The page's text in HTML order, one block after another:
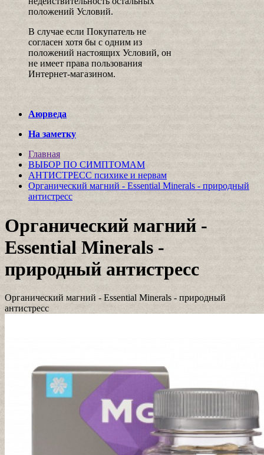
положений Условий.
В случае если Покупатель не
согласен хотя бы с одним из
положений настоящих Условий, он
не имеет права пользования
Интернет-магазином.
Аюрведа
На заметку
Главная
ВЫБОР ПО СИМПТОМАМ
АНТИСТРЕСС психике и нервам
Органический магний - Essential Minerals - природный
антистресс
Органический магний -
Essential Minerals -
природный антистресс
Органический магний - Essential Minerals - природный
антистресс